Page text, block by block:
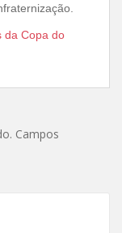
da Copa do
Campos